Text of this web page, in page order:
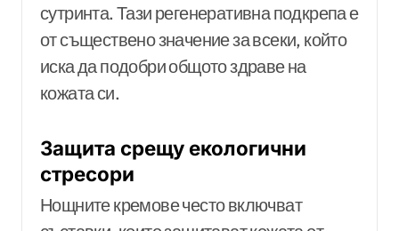
сутринта. Тази регенеративна подкрепа е
от съществено значение за всеки, който
иска да подобри общото здраве на
кожата си.
Защита срещу екологични
стресори
Нощните кремове често включват